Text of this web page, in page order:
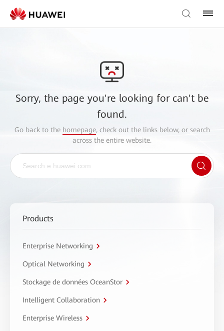
Sorry, the page you're looking for can't be
found.
Go back to the homepage, check out the links below, or search
across the entire website.
Products
Enterprise Networking
Optical Networking
Stockage de données OceanStor
Intelligent Collaboration
Enterprise Wireless